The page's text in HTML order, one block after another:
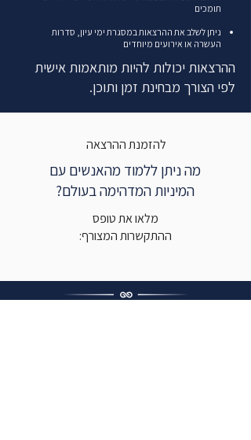
תומכים
ניתן לשלב את ההרצאות במסגרת ימי עיון, סדרות
העשרה או אירועים מיוחדים
ההרצאות יכולות להיות מותאמות אישית
לפי הצורך מבחינת זמן ותוכן.
להזמנת ההרצאה
מה ניתן ללמוד מהאנשים עם
המיניות המדהימה בעולם?
מלאו את טופס
ההתקשרות המצורף: